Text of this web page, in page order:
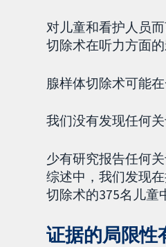
对儿童和看护人员
切除术在听力方面
腺样体切除术可能
我们没有发现任何
少有研究报告任何
综述中，我们发现
切除术的375名儿童
证据的局限性